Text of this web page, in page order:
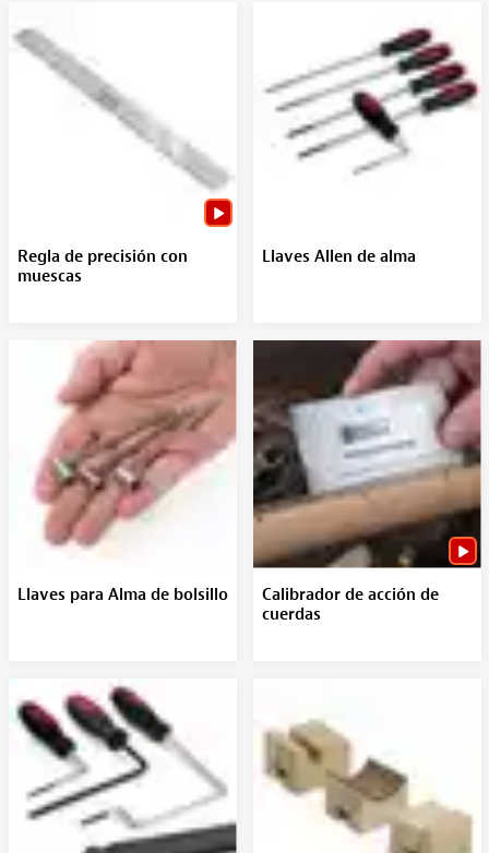
Regla de precisión con
muescas
Llaves Allen de alma
Llaves para Alma de bolsillo
Calibrador de acción de
cuerdas